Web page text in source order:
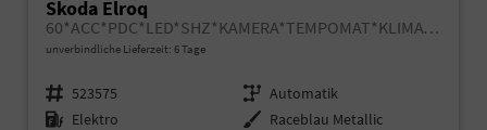
Skoda Elroq
60*ACC*PDC*LED*SHZ*KAMERA*TEMPOMAT*KLIMA*SMARTLINK*EL-HECKKLAPPE*19-ZOLL
unverbindliche Lieferzeit: 6 Tage
Fahrzeugnr. 523575 Getriebe Automatik
Kraftstoff Elektro Außenfarbe Raceblau Metallic